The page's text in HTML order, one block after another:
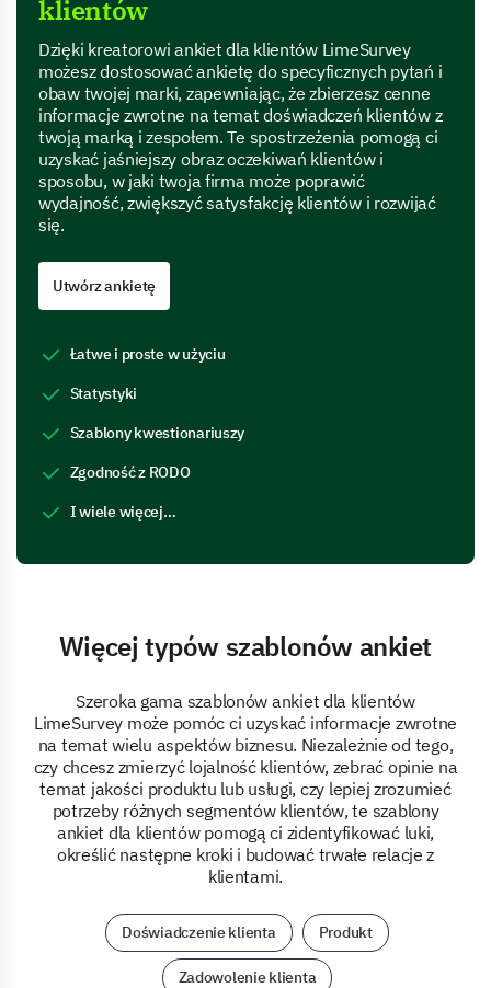
klientów
Dzięki kreatorowi ankiet dla klientów LimeSurvey
możesz dostosować ankietę do specyficznych pytań i
obaw twojej marki, zapewniając, że zbierzesz cenne
informacje zwrotne na temat doświadczeń klientów z
twoją marką i zespołem. Te spostrzeżenia pomogą ci
uzyskać jaśniejszy obraz oczekiwań klientów i
sposobu, w jaki twoja firma może poprawić
wydajność, zwiększyć satysfakcję klientów i rozwijać
się.
Utwórz ankietę
Łatwe i proste w użyciu
Statystyki
Szablony kwestionariuszy
Zgodność z RODO
I wiele więcej…
Więcej typów szablonów ankiet
Szeroka gama szablonów ankiet dla klientów
LimeSurvey może pomóc ci uzyskać informacje zwrotne
na temat wielu aspektów biznesu. Niezależnie od tego,
czy chcesz zmierzyć lojalność klientów, zebrać opinie na
temat jakości produktu lub usługi, czy lepiej zrozumieć
potrzeby różnych segmentów klientów, te szablony
ankiet dla klientów pomogą ci zidentyfikować luki,
określić następne kroki i budować trwałe relacje z
klientami.
Doświadczenie klienta Produkt
Zadowolenie klienta